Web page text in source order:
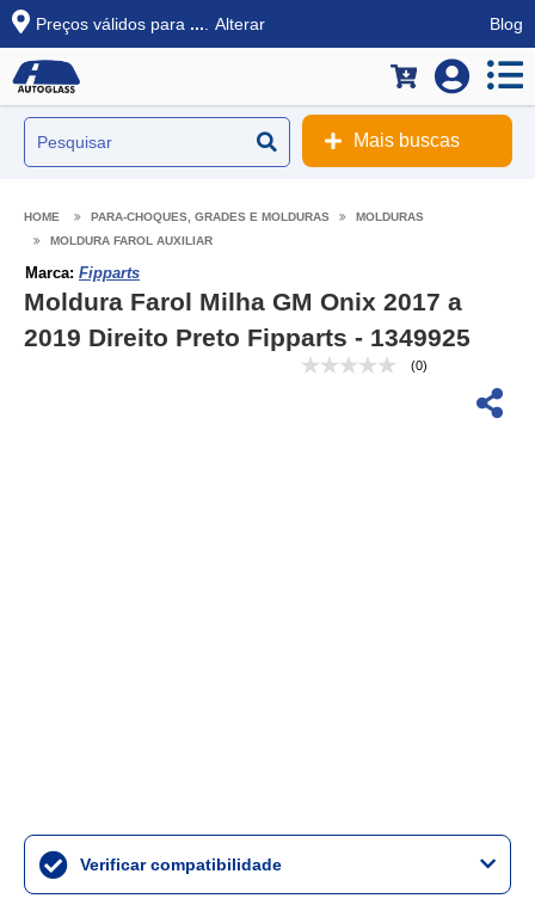
Preços válidos para ... Alterar Blog
Mais buscas
PARA-CHOQUES, GRADES E MOLDURAS
MOLDURAS
MOLDURA FAROL AUXILIAR
Marca: Fipparts
Moldura Farol Milha GM Onix 2017 a
2019 Direito Preto Fipparts - 1349925
(0)
Verificar compatibilidade